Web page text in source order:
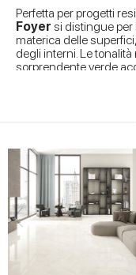
Perfetta per progetti
Foyer si distingue per
materica delle
degli interni. Le
sorprendente verde